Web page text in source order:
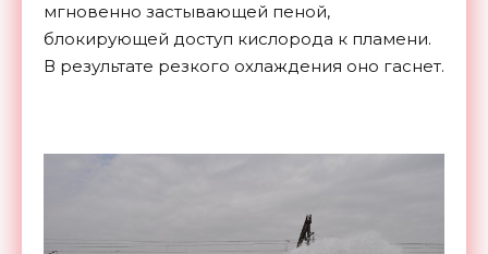
мгновенно застывающей пеной,
блокирующей доступ кислорода к пламени.
В результате резкого охлаждения оно гаснет.